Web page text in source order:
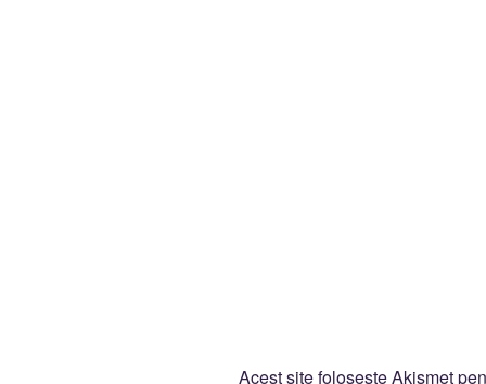
Acest site folosește Akismet